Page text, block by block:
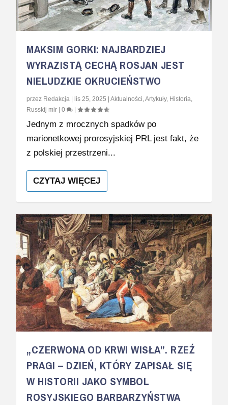
MAKSIM GORKI: NAJBARDZIEJ
WYRAZISTĄ CECHĄ ROSJAN JEST
NIELUDZKIE OKRUCIEŃSTWO
przez Redakcja lis 25, 2025 |Aktualności,Artykuły, Historia,
Russkij mir |0 |
Jednym z mrocznych spadków po
marionetkowej prorosyjskiej PRL jest fakt, że
z polskiej przestrzeni...
CZYTAJ WIĘCEJ
„CZERWONA OD KRWI WISŁA”. RZEŹ
PRAGI – DZIEŃ, KTÓRY ZAPISAŁ SIĘ
W HISTORII JAKO SYMBOL
ROSYJSKIEGO BARBARZYŃSTWA